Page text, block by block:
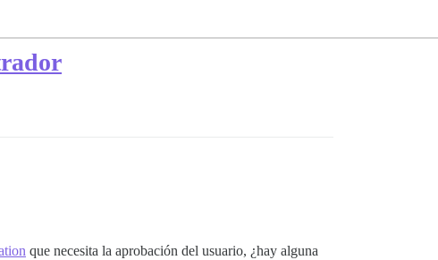
que necesita la aprobación del usuario, ¿hay alguna